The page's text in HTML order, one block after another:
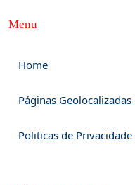
Menu
Home
Páginas Geolocalizadas
Politicas de Privacidade